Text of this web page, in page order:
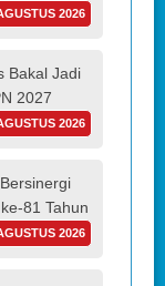
2026
Bakal Jadi
2027
2026
81 Tahun
2026